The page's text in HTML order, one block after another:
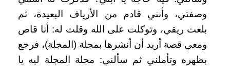
وصفتي، وأنني قادم من الأرياف البعيدة، ثم
بلعت ريقي، وتوكلت على الله وقلت له: أنا قاص
ومعي قصة أريد أن أنشرها بمجلة (المجلة)، فرجع
بظهره وتأملني ثم سألني: مجلة المجلة ليه يا